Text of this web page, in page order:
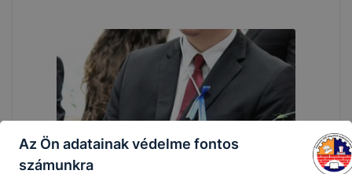
Az Ön adatainak védelme fontos
számunkra